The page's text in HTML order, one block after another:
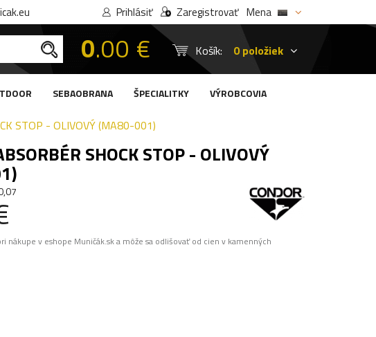
Prihlásiť Zaregistrovať Mena
0.00 € Košík: 0 položiek
SEBAOBRANA ŠPECIALITKY VÝROBCOVIA
STOP - OLIVOVÝ (MA80-001)
SHOCK STOP - OLIVOVÝ
nákupe v eshope Muničák.sk a môže sa odlišovať od cien v kamenných